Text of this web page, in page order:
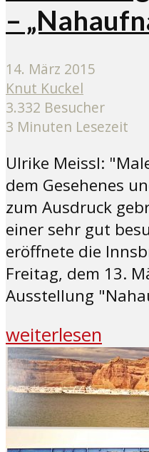
–
14. März 2015
Knut Kuckel
3.332 Besucher
3 Minuten Lesezeit
Ulrike Meissl:
dem Gesehenes
zum Ausdruck
einer sehr gut
eröffnete die
Freitag, dem 13.
Ausstellung
weiterlesen